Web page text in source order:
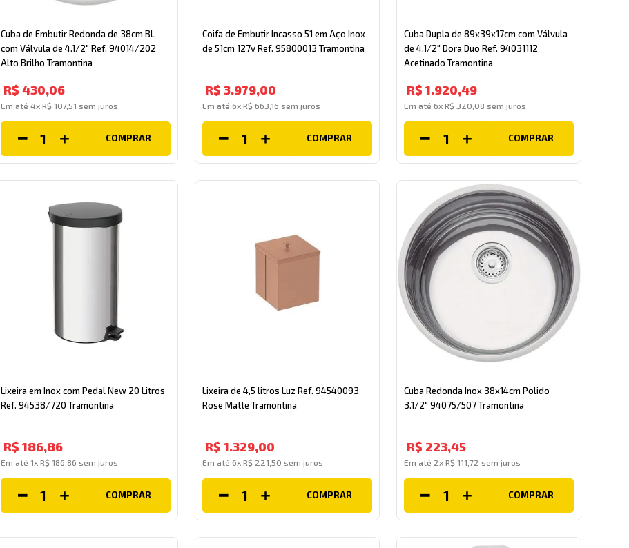
Cuba de Embutir Redonda de 38cm BL
com Válvula de 4.1/2" Ref. 94014/202
Alto Brilho Tramontina
R$ 430,06
Em até4xR$ 107,51 sem juros
COMPRAR
Coifa de Embutir Incasso 51 em Aço Inox
de 51cm 127v Ref. 95800013 Tramontina
R$ 3.979,00
Em até 6x R$ 663 16 sem juros
COMPRAR
Cuba Dupla de 89x39x17cm com Válvula
de 4.1/2" Dora Duo Ref. 94031112
Acetinado Tramontina
R$ 1.920,49
Em até 6x R$ 320 08 sem juros
COMPRAR
Lixeira em Inox com Pedal New 20 Litros
Ref. 94538/720 Tramontina
R$ 186,86
Em até 1xR$ 186 86 sem juros
COMPRAR
Lixeira de 4,5 litros Luz Ref. 94540093
Rose Matte Tramontina
R$ 1.329,00
Em até 6x R$ 221 50 sem juros
COMPRAR
Cuba Redonda Inox 38x14cm Polido
3.1/2" 94075/507 Tramontina
R$ 223,45
Em até 2x R$ 111 72 sem juros
COMPRAR